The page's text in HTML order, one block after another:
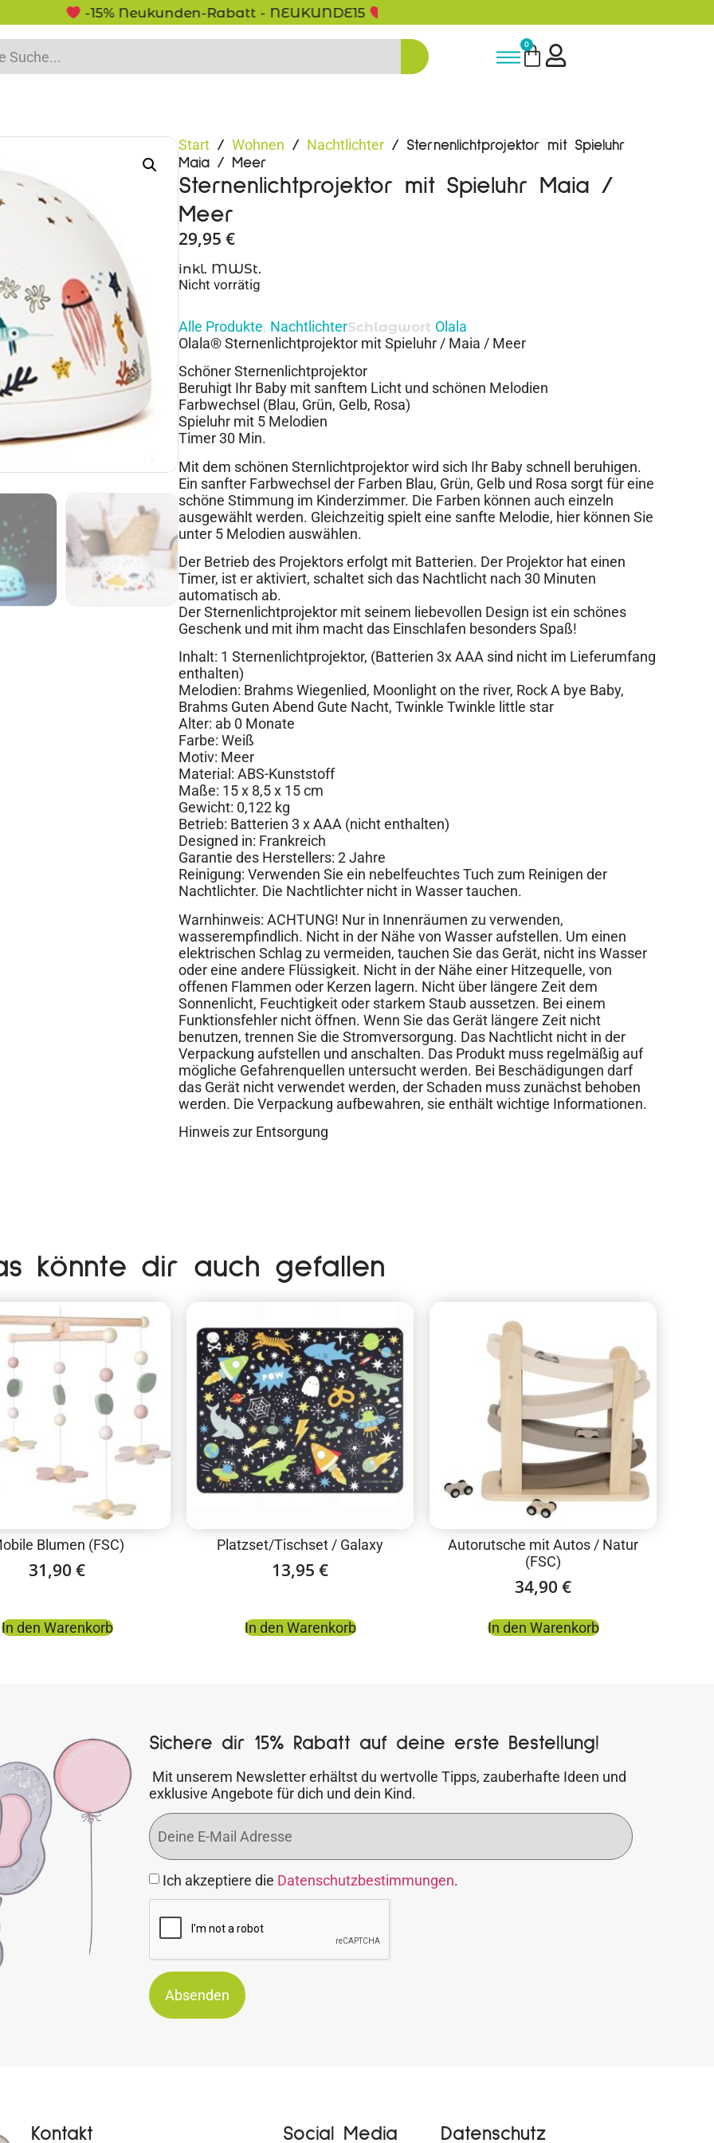
-15% Neukunden-Rabatt - NEUKUNDE15
0
Start / Wohnen / Nachtlichter / Sternenlichtprojektor mit Spieluhr
Maia / Meer
Sternenlichtprojektor mit Spieluhr Maia /
Meer
29,95 €
inkl. MWSt.
Nicht vorrätig
Alle Produkte, NachtlichterSchlagwort Olala
Olala® Sternenlichtprojektor mit Spieluhr / Maia / Meer
Schöner Sternenlichtprojektor
Beruhigt Ihr Baby mit sanftem Licht und schönen Melodien
Farbwechsel (Blau, Grün, Gelb, Rosa)
Spieluhr mit 5 Melodien
Timer 30 Min.
Mit dem schönen Sternlichtprojektor wird sich Ihr Baby schnell beruhigen.
Ein sanfter Farbwechsel der Farben Blau, Grün, Gelb und Rosa sorgt für eine
schöne Stimmung im Kinderzimmer. Die Farben können auch einzeln
ausgewählt werden. Gleichzeitig spielt eine sanfte Melodie, hier können Sie
unter 5 Melodien auswählen.
Der Betrieb des Projektors erfolgt mit Batterien. Der Projektor hat einen
Timer, ist er aktiviert, schaltet sich das Nachtlicht nach 30 Minuten
automatisch ab.
Der Sternenlichtprojektor mit seinem liebevollen Design ist ein schönes
Geschenk und mit ihm macht das Einschlafen besonders Spaß!
Inhalt: 1 Sternenlichtprojektor, (Batterien 3x AAA sind nicht im Lieferumfang
enthalten)
Melodien: Brahms Wiegenlied, Moonlight on the river, Rock A bye Baby,
Brahms Guten Abend Gute Nacht, Twinkle Twinkle little star
Alter: ab 0 Monate
Farbe: Weiß
Motiv: Meer
Material: ABS-Kunststoff
Maße: 15 x 8,5 x 15 cm
Gewicht: 0,122 kg
Betrieb: Batterien 3 x AAA (nicht enthalten)
Designed in: Frankreich
Garantie des Herstellers: 2 Jahre
Reinigung: Verwenden Sie ein nebelfeuchtes Tuch zum Reinigen der
Nachtlichter. Die Nachtlichter nicht in Wasser tauchen.
Warnhinweis: ACHTUNG! Nur in Innenräumen zu verwenden,
wasserempfindlich. Nicht in der Nähe von Wasser aufstellen. Um einen
elektrischen Schlag zu vermeiden, tauchen Sie das Gerät, nicht ins Wasser
oder eine andere Flüssigkeit. Nicht in der Nähe einer Hitzequelle, von
offenen Flammen oder Kerzen lagern. Nicht über längere Zeit dem
Sonnenlicht, Feuchtigkeit oder starkem Staub aussetzen. Bei einem
Funktionsfehler nicht öffnen. Wenn Sie das Gerät längere Zeit nicht
benutzen, trennen Sie die Stromversorgung. Das Nachtlicht nicht in der
Verpackung aufstellen und anschalten. Das Produkt muss regelmäßig auf
mögliche Gefahrenquellen untersucht werden. Bei Beschädigungen darf
das Gerät nicht verwendet werden, der Schaden muss zunächst behoben
werden. Die Verpackung aufbewahren, sie enthält wichtige Informationen.
Hinweis zur Entsorgung
könnte dir auch gefallen
Blumen (FSC)
31,90 €
In den Warenkorb
Platzset/Tischset / Galaxy
13,95 €
In den Warenkorb
Autorutsche mit Autos / Natur
(FSC)
34,90 €
In den Warenkorb
Sichere dir 15% Rabatt auf deine erste Bestellung!
Mit unserem Newsletter erhältst du wertvolle Tipps, zauberhafte Ideen und
exklusive Angebote für dich und dein Kind.
Ich akzeptiere die Datenschutzbestimmungen.
Absenden
Kontakt Social Media Datenschutz